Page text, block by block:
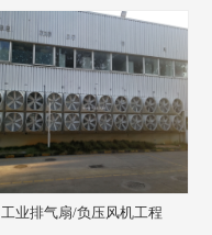
工业排气扇/负压风机工程